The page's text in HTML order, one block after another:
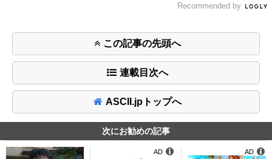
Recommended by
この記事の先頭へ
連載目次へ
ASCII.jpトップへ
次にお勧めの記事
AD AD